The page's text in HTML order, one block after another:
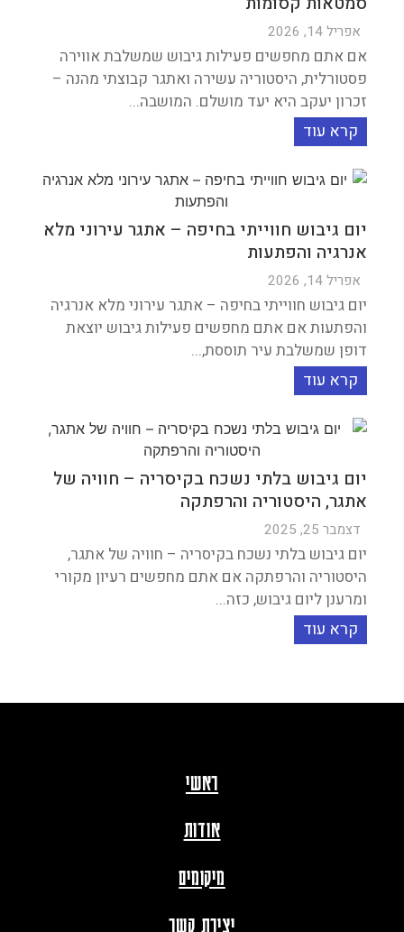
אפריל 14, 2026
אם אתם מחפשים פעילות גיבוש שמשלבת אווירה
פסטורלית, היסטוריה עשירה ואתגר קבוצתי מהנה –
זכרון יעקב היא יעד מושלם. המושבה...
קרא עוד
יום גיבוש חווייתי בחיפה – אתגר עירוני מלא
אנרגיה והפתעות
אפריל 14, 2026
יום גיבוש חווייתי בחיפה – אתגר עירוני מלא אנרגיה
והפתעות אם אתם מחפשים פעילות גיבוש יוצאת
דופן שמשלבת עיר תוססת,...
קרא עוד
יום גיבוש בלתי נשכח בקיסריה – חוויה של
אתגר, היסטוריה והרפתקה
דצמבר 25, 2025
יום גיבוש בלתי נשכח בקיסריה – חוויה של אתגר,
היסטוריה והרפתקה אם אתם מחפשים רעיון מקורי
ומרענן ליום גיבוש, כזה...
קרא עוד
ראשי
אודות
מיקומים
יצירת קשר